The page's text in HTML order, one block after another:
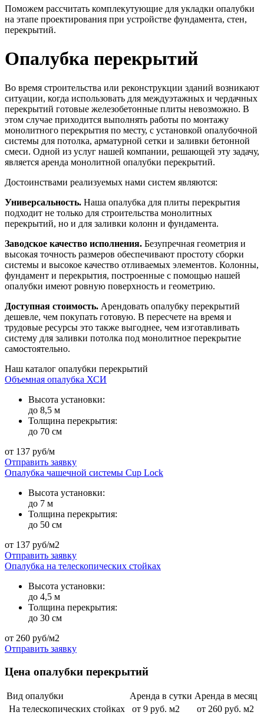
Поможем рассчитать комплекутующие для укладки опалубки
на этапе проектирования при устройстве фундамента, стен,
перекрытий.
Опалубка перекрытий
Во время строительства или реконструкции зданий возникают
ситуации, когда использовать для междуэтажных и чердачных
перекрытий готовые железобетонные плиты невозможно. В
этом случае приходится выполнять работы по монтажу
монолитного перекрытия по месту, с установкой опалубочной
системы для потолка, арматурной сетки и заливки бетонной
смеси. Одной из услуг нашей компании, решающей эту задачу,
является аренда монолитной опалубки перекрытий.
Достоинствами реализуемых нами систем являются:
Универсальность. Наша опалубка для плиты перекрытия
подходит не только для строительства монолитных
перекрытий, но и для заливки колонн и фундамента.
Заводское качество исполнения. Безупречная геометрия и
высокая точность размеров обеспечивают простоту сборки
системы и высокое качество отливаемых элементов. Колонны,
фундамент и перекрытия, построенные с помощью нашей
опалубки имеют ровную поверхность и геометрию.
Доступная стоимость. Арендовать опалубку перекрытий
дешевле, чем покупать готовую. В пересчете на время и
трудовые ресурсы это также выгоднее, чем изготавливать
систему для заливки потолка под монолитное перекрытие
самостоятельно.
Наш каталог опалубки перекрытий
Объемная опалубка ХСИ
Высота установки:
до 8,5 м
Толщина перекрытия:
до 70 см
от 137 руб/м
Отправить заявку
Опалубка чашечной системы Cup Lock
Высота установки:
до 7 м
Толщина перекрытия:
до 50 см
от 137 руб/м2
Отправить заявку
Опалубка на телескопических стойках
Высота установки:
до 4,5 м
Толщина перекрытия:
до 30 см
от 260 руб/м2
Отправить заявку
Цена опалубки перекрытий
Вид опалубки Аренда в сутки Аренда в месяц
На телескопических стойках
от 9 руб. м2
от 260 руб. м2